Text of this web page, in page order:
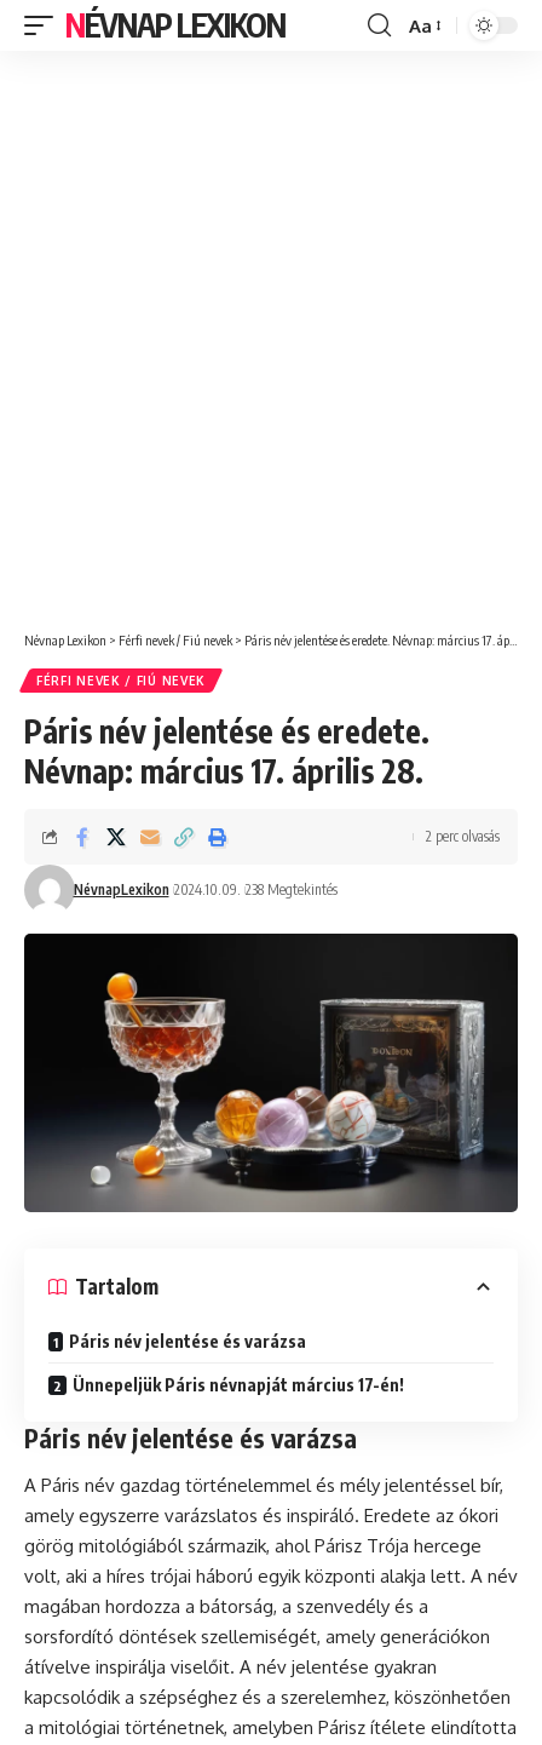
NÉVNAP LEXIKON
Font
Aa
Névnap Lexikon > Férfi nevek / Fiú nevek > Páris név jelentése és eredete. Névnap: március 17. április 28.
FÉRFI NEVEK / FIÚ NEVEK
Páris név jelentése és eredete.
Névnap: március 17. április 28.
NévnapLexikon 2024.10.09. 238 Megtekintés
2 perc olvasás
Tartalom
Páris név jelentése és varázsa
Ünnepeljük Páris névnapját március 17-én!
Páris név jelentése és varázsa
A Páris név gazdag történelemmel és mély jelentéssel bír,
amely egyszerre varázslatos és inspiráló. Eredete az ókori
görög mitológiából származik, ahol Párisz Trója hercege
volt, aki a híres trójai háború egyik központi alakja lett. A név
magában hordozza a bátorság, a szenvedély és a
sorsfordító döntések szellemiségét, amely generációkon
átívelve inspirálja viselőit. A név jelentése gyakran
kapcsolódik a szépséghez és a szerelemhez, köszönhetően
a mitológiai történetnek, amelyben Párisz ítélete elindította